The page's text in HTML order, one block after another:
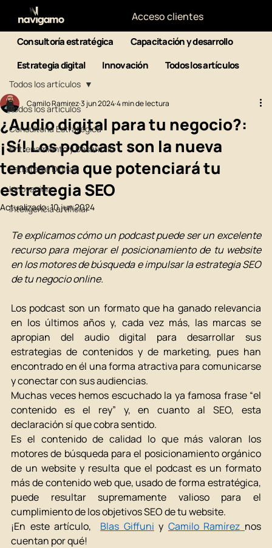
Acceso clientes
Consultoría estratégica
Capacitación y desarrollo
Estrategia digital
Innovación Todos los artículos
Todos los artículos
Consultoría Estratégica
Entrenamiento y Desarrollo
Estrategia Digital
Innovación
Inteligencia artificial
Todos los artículos
¿Audio digital para tu negocio?:
¡Sí! Los podcast son la nueva
tendencia que potenciará tu
estrategia SEO
Camilo Ramirez3 jun 20244 min de lectura
Actualizado:10 jun 2024
Te explicamos cómo un podcast puede ser un excelente
recurso para mejorar el posicionamiento de tu website
en los motores de búsqueda e impulsar la estrategia SEO
de tu negocio online.
Los podcast son un formato que ha ganado relevancia
en los últimos años y, cada vez más, las marcas se
apropian del audio digital para desarrollar sus
estrategias de contenidos y de marketing, pues han
encontrado en él una forma atractiva para comunicarse
y conectar con sus audiencias.
Muchas veces hemos escuchado la ya famosa frase “el
contenido es el rey” y, en cuanto al SEO, esta
declaración sí que cobra sentido.
Es el contenido de calidad lo que más valoran los
motores de búsqueda para el posicionamiento orgánico
de un website y resulta que el podcast es un formato
más de contenido web que, usado de forma estratégica,
puede resultar supremamente valioso para el
cumplimiento de los objetivos SEO de tu website.
¡En este artículo, Blas Giffuni y Camilo Ramírez nos
cuentan por qué!